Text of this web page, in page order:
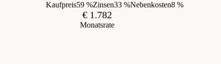
Kaufpreis59 %Zinsen33 %Nebenkosten8 %
€ 1.782
Monatsrate